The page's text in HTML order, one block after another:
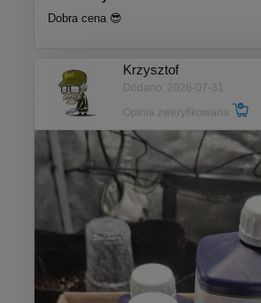
Dobra cena 😎
Krzysztof
Dodano: 2026-07-31
Opinia zweryfikowana